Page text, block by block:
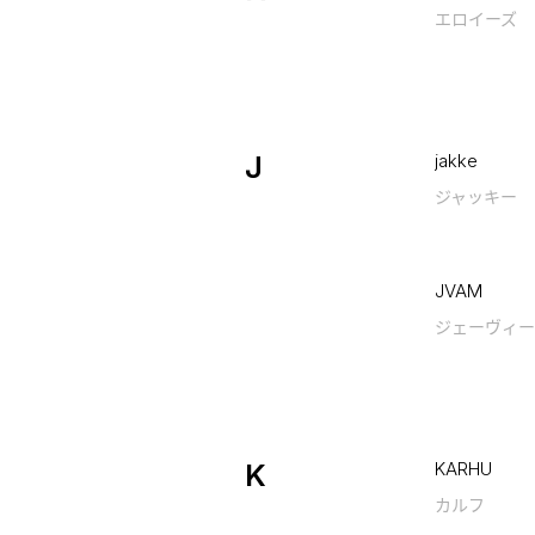
エロイーズ
J jakke
ジャッキー
JVAM
ジェーヴィ
K KARHU
カルフ